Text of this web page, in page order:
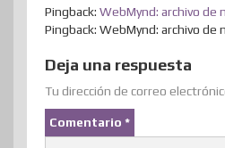
t
Pingback: WebMynd: archivo de
Pingback: WebMynd: archivo de
Deja una respuesta
Tu dirección de correo
Comentario *